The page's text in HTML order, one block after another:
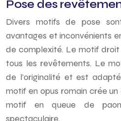
Pose des
Divers motifs de pose
avantages et inconvénients
de complexité. Le motif
tous les revêtements. Le
de l’originalité et est
motif en opus romain crée
motif en queue de
spectaculaire.